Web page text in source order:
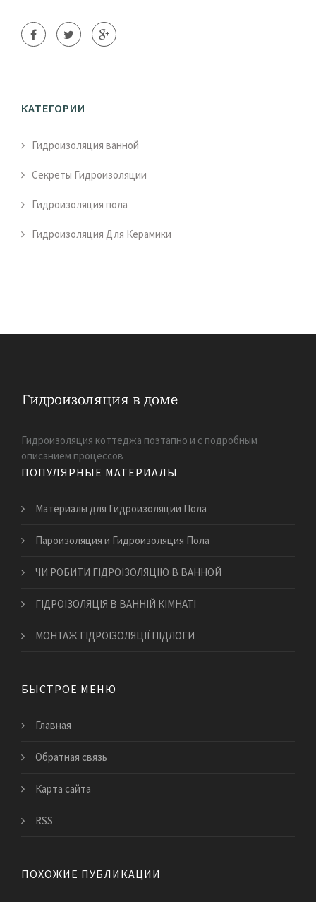
КАТЕГОРИИ
Гидроизоляция ванной
Секреты Гидроизоляции
Гидроизоляция пола
Гидроизоляция Для Керамики
Гидроизоляция коттеджа поэтапно и с подробным
описанием процессов
ПОПУЛЯРНЫЕ МАТЕРИАЛЫ
Материалы для Гидроизоляции Пола
Пароизоляция и Гидроизоляция Пола
ЧИ РОБИТИ ГІДРОІЗОЛЯЦІЮ В ВАННОЙ
ГІДРОІЗОЛЯЦІЯ В ВАННІЙ КІМНАТІ
МОНТАЖ ГІДРОІЗОЛЯЦІЇ ПІДЛОГИ
БЫСТРОЕ МЕНЮ
Главная
Обратная связь
Карта сайта
RSS
ПОХОЖИЕ ПУБЛИКАЦИИ